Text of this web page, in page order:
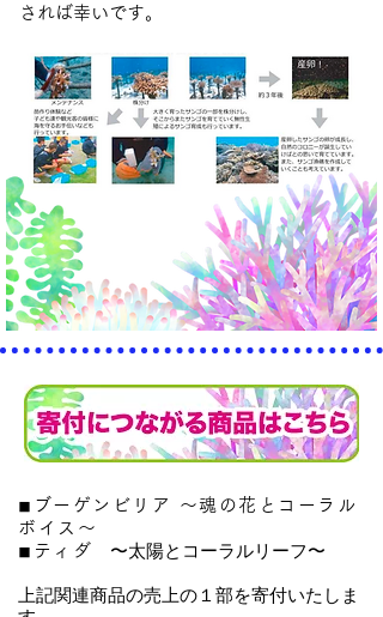
されば幸いです。
◾︎ブーゲンビリア 〜魂の花とコーラル
ボイス〜
◾︎ティダ
〜太陽とコーラルリーフ〜
上記関連商品の売上の１部を寄付いたしま